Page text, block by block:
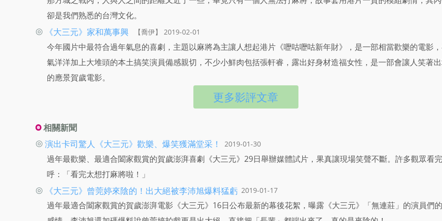
卻是我們熟悉的台灣文化。
◎ 《大三元》家和萬事興 【喬伊】 2019-02-01
今年國片中最符合過年氣息的喜劇，主題以麻將為主讓人想起港片《嚦咕嚦咕新年財》，是一部相當歡樂的電影
氣洋洋加上大堆頭的本土搞笑演員備感親切，不少小鮮肉包括張軒睿，露出好身材造福女性，是一部會讓人笑著
的應景賀歲電影。
更多影評文章
相關新聞
◎ 演出卡司驚人《大三元》歡樂、爆笑獲滿堂采！ 2019-01-30
過年最歡樂、最適合闔家觀賞的賀歲澎湃喜劇《大三元》29日舉辦媒體試片，果真讓現場笑聲不斷。許多觀眾看
呼：「看完太想打麻將啦！」
◎ 《大三元》曾莞婷來陰的！出大絕被李沛旭爆料猛虧 2019-01-17
過年最適合闔家觀賞的賀歲澎湃電影《大三元》16日公布最新的幕後花絮，曝露《大三元》「無連莊」的演員們